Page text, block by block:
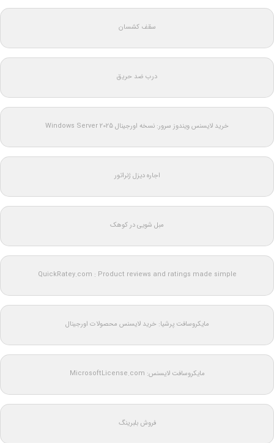
سقف کشسان
درب ضد حریق
خرید لایسنس ویندوز سرور: نسخه اورجینال Windows Server 2025
اجاره دیزل ژنراتور
مبل شویی در کوهک
QuickRatey.com : Product reviews and ratings made simple
مایکروسافت پرشیا: خرید لایسنس محصولات اورجینال
مایکروسافت لایسنس: MicrosoftLicense.com
فروش بلبرینگ